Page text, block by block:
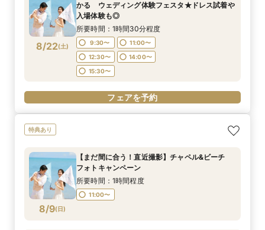
8/22(土)
かる ウェディング体験フェスタ★ドレス試着や
入場体験も◎
所要時間：1時間30分程度
9:30〜
11:00〜
12:30〜
14:00〜
15:30〜
フェアを予約
特典あり
8/9(日)
【まだ間に合う！直近撮影】チャペル&ビーチ
フォトキャンペーン
所要時間：1時間程度
11:00〜